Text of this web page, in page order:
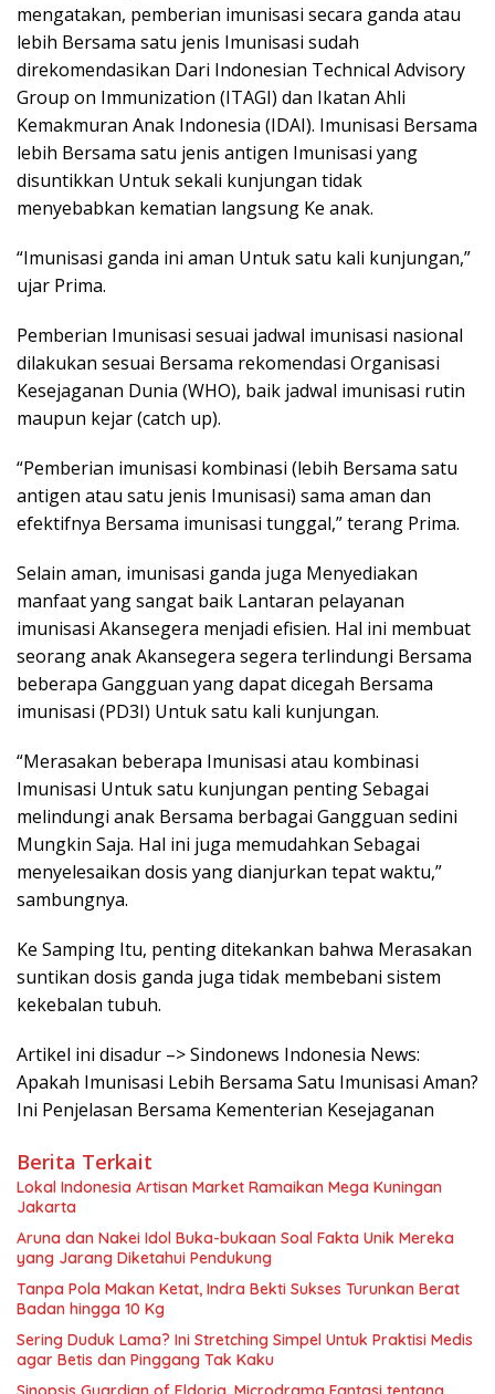
mengatakan, pemberian imunisasi secara ganda atau
lebih Bersama satu jenis Imunisasi sudah
direkomendasikan Dari Indonesian Technical Advisory
Group on Immunization (ITAGI) dan Ikatan Ahli
Kemakmuran Anak Indonesia (IDAI). Imunisasi Bersama
lebih Bersama satu jenis antigen Imunisasi yang
disuntikkan Untuk sekali kunjungan tidak
menyebabkan kematian langsung Ke anak.
“Imunisasi ganda ini aman Untuk satu kali kunjungan,”
ujar Prima.
Pemberian Imunisasi sesuai jadwal imunisasi nasional
dilakukan sesuai Bersama rekomendasi Organisasi
Kesejaganan Dunia (WHO), baik jadwal imunisasi rutin
maupun kejar (catch up).
“Pemberian imunisasi kombinasi (lebih Bersama satu
antigen atau satu jenis Imunisasi) sama aman dan
efektifnya Bersama imunisasi tunggal,” terang Prima.
Selain aman, imunisasi ganda juga Menyediakan
manfaat yang sangat baik Lantaran pelayanan
imunisasi Akansegera menjadi efisien. Hal ini membuat
seorang anak Akansegera segera terlindungi Bersama
beberapa Gangguan yang dapat dicegah Bersama
imunisasi (PD3I) Untuk satu kali kunjungan.
“Merasakan beberapa Imunisasi atau kombinasi
Imunisasi Untuk satu kunjungan penting Sebagai
melindungi anak Bersama berbagai Gangguan sedini
Mungkin Saja. Hal ini juga memudahkan Sebagai
menyelesaikan dosis yang dianjurkan tepat waktu,”
sambungnya.
Ke Samping Itu, penting ditekankan bahwa Merasakan
suntikan dosis ganda juga tidak membebani sistem
kekebalan tubuh.
Artikel ini disadur –> Sindonews Indonesia News:
Apakah Imunisasi Lebih Bersama Satu Imunisasi Aman?
Ini Penjelasan Bersama Kementerian Kesejaganan
Berita Terkait
Lokal Indonesia Artisan Market Ramaikan Mega Kuningan
Jakarta
Aruna dan Nakei Idol Buka-bukaan Soal Fakta Unik Mereka
yang Jarang Diketahui Pendukung
Tanpa Pola Makan Ketat, Indra Bekti Sukses Turunkan Berat
Badan hingga 10 Kg
Sering Duduk Lama? Ini Stretching Simpel Untuk Praktisi Medis
agar Betis dan Pinggang Tak Kaku